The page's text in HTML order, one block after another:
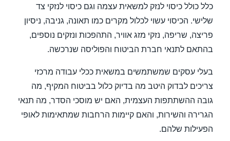
כלל כולל כיסוי לנזק למשאית עצמה וגם כיסוי לנזקי צד
שלישי. הכיסוי עשוי לכלול מקרים כמו תאונה, גניבה, ניסיון
פריצה, שריפה, נזקי מזג אוויר, התהפכות ונזקים נוספים,
בהתאם לתנאי חברת הביטוח והפוליסה שנרכשה.
בעלי עסקים שמשתמשים במשאית ככלי עבודה מרכזי
צריכים לבדוק היטב מה בדיוק כלול בביטוח המקיף, מה
גובה ההשתתפות העצמית, האם יש מוסכי הסדר, מה תנאי
הגרירה והשירות, והאם קיימות הרחבות שמתאימות לאופי
הפעילות שלהם.